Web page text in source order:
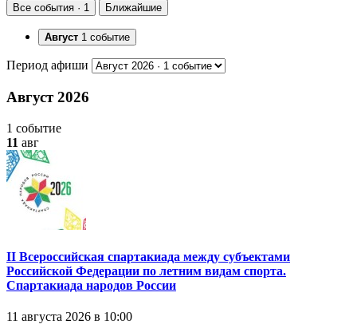
Все события · 1 Ближайшие
Август 1 событие
Период афиши
Август 2026
1 событие
11 авг
II Всероссийская спартакиада между субъектами
Российской Федерации по летним видам спорта.
Спартакиада народов России
11 августа 2026 в 10:00